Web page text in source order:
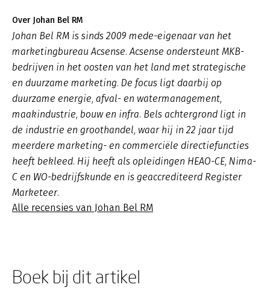
Over Johan Bel RM
Johan Bel RM is sinds 2009 mede-eigenaar van het
marketingbureau Acsense. Acsense ondersteunt MKB-
bedrijven in het oosten van het land met strategische
en duurzame marketing. De focus ligt daarbij op
duurzame energie, afval- en watermanagement,
maakindustrie, bouw en infra. Bels achtergrond ligt in
de industrie en groothandel, waar hij in 22 jaar tijd
meerdere marketing- en commerciële directiefuncties
heeft bekleed. Hij heeft als opleidingen HEAO-CE, Nima-
C en WO-bedrijfskunde en is geaccrediteerd Register
Marketeer.
Alle recensies van Johan Bel RM
Boek bij dit artikel